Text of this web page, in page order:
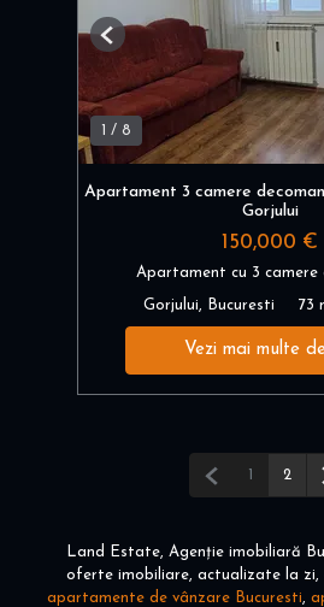
1 / 8
Previous
Apartament 3 camere
Gorjului
150,000 €
Apartament cu 3 camere
Gorjului, Bucuresti 73
Vezi mai multe
Pagina
1 2
Land Estate, Agenție imobiliară
oferte imobiliare, actualizate la zi,
apartamente de vânzare Bucuresti,